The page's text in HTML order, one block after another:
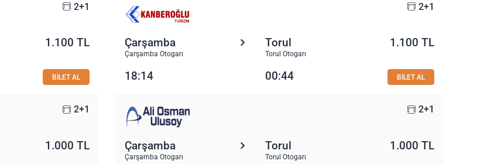
2+1
1.100 TL
BİLET AL
2+1
Çarşamba
Çarşamba Otogarı
Torul
Torul Otogarı
1.100 TL
18:14 00:44 BİLET AL
2+1
1.000 TL
2+1
Çarşamba
Çarşamba Otogarı
Torul
Torul Otogarı
1.000 TL